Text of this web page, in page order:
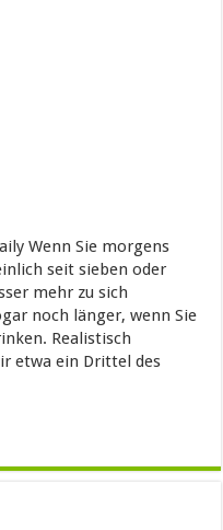
Wenn Sie morgens
seit sieben oder
mehr zu sich
noch länger, wenn Sie
Realistisch
etwa ein Drittel des